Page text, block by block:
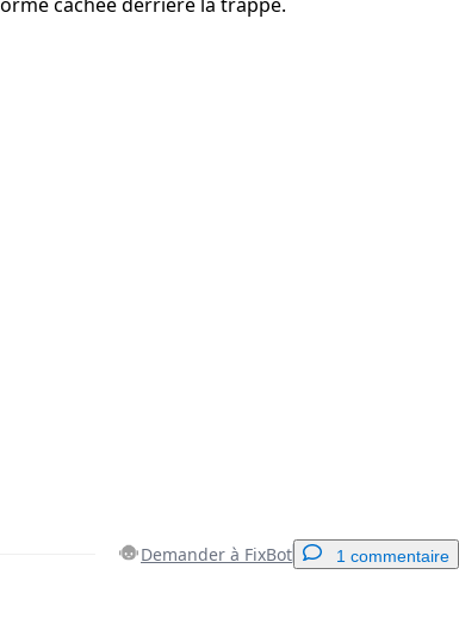
Demander à FixBot 1 commentaire